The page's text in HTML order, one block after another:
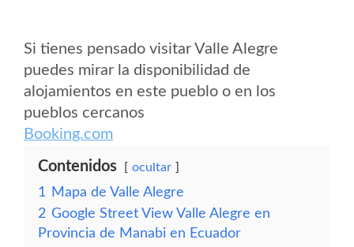
Si tienes pensado visitar Valle Alegre
puedes mirar la disponibilidad de
alojamientos en este pueblo o en los
pueblos cercanos
Booking.com
Contenidos ocultar
1
Mapa de Valle Alegre
2 Google Street View Valle Alegre en
Provincia de Manabi en Ecuador